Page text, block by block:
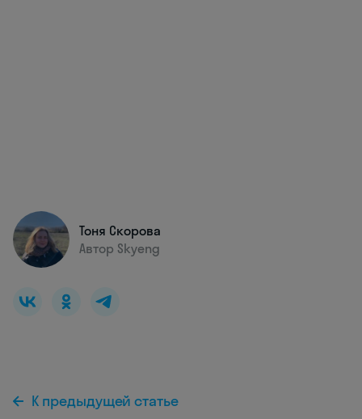
Тоня Скорова
Автор Skyeng
К предыдущей статье